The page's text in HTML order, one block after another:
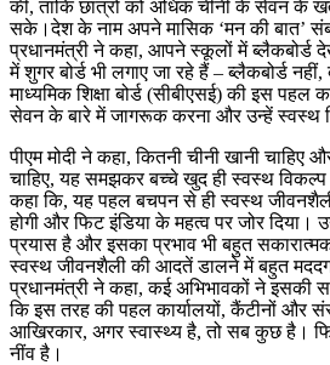
की, ताकि छात्रों को अधिक चीनी के सेवन के
सके।देश के नाम अपने मासिक ‘मन की बात’
प्रधानमंत्री ने कहा, आपने स्कूलों में
में शुगर बोर्ड भी लगाए जा रहे हैं – ब्लैकबोर्ड
माध्यमिक शिक्षा बोर्ड (सीबीएसई) की इस पहल
सेवन के बारे में जागरूक करना और उन्हें स्वस्थ
पीएम मोदी ने कहा, कितनी चीनी खानी चाहिए
चाहिए, यह समझकर बच्चे खुद ही स्वस्थ
कहा कि, यह पहल बचपन से ही स्वस्थ
होगी और फिट इंडिया के महत्व पर जोर दिया।
प्रयास है और इसका प्रभाव भी बहुत
स्वस्थ जीवनशैली की आदतें डालने में बहुत
प्रधानमंत्री ने कहा, कई अभिभावकों ने इसकी
कि इस तरह की पहल कार्यालयों, कैंटीनों और
आखिरकार, अगर स्वास्थ्य है, तो सब कुछ है।
नींव है।